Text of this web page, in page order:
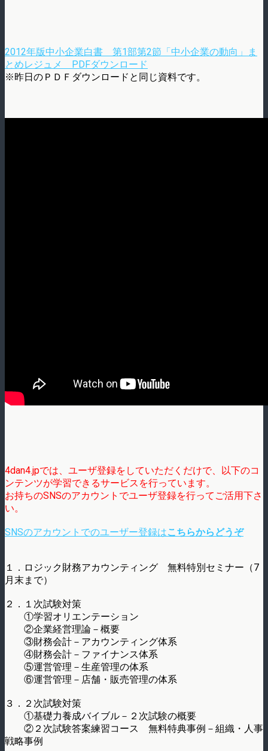
2012年版中小企業白書 第1部第2節「中小企業の動向」ま
とめレジュメ PDFダウンロード
※昨日のＰＤＦダウンロードと同じ資料です。
4dan4.jpでは、ユーザ登録をしていただくだけで、以下のコ
ンテンツが学習できるサービスを行っています。
お持ちのSNSのアカウントでユーザ登録を行ってご活用下さ
い。
SNSのアカウントでのユーザー登録はこちらからどうぞ
１．ロジック財務アカウンティング 無料特別セミナー（7
月末まで）
２．１次試験対策
①学習オリエンテーション
②企業経営理論－概要
③財務会計－アカウンティング体系
④財務会計－ファイナンス体系
⑤運営管理－生産管理の体系
⑥運営管理－店舗・販売管理の体系
３．２次試験対策
①基礎力養成バイブル－２次試験の概要
②２次試験答案練習コース 無料特典事例－組織・人事
戦略事例